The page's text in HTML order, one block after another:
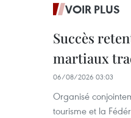
VOIR PLUS
Succès
martiaux
06/08/2026 03:03
Organisé
tourisme et la